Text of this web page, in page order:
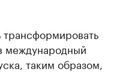
международный
таким образом,